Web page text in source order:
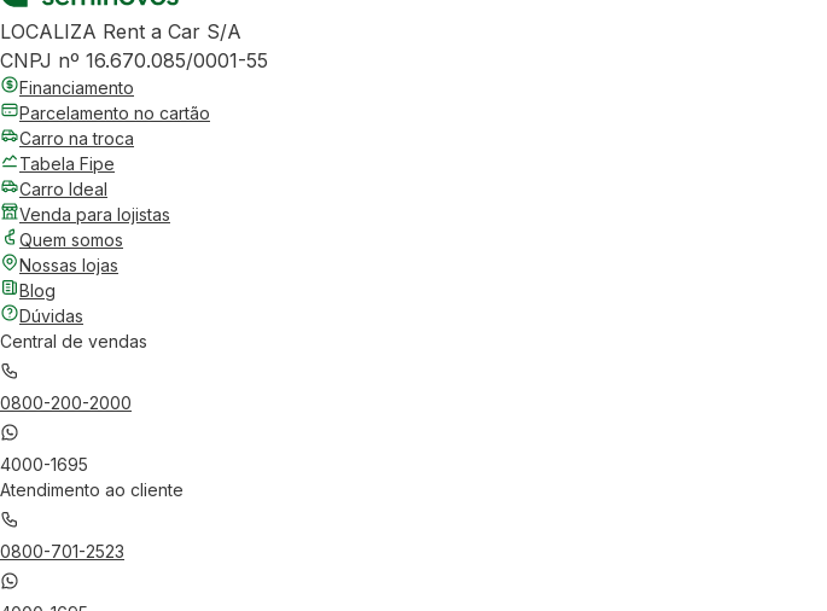
LOCALIZA Rent a Car S/A
CNPJ nº 16.670.085/0001-55
Financiamento
Parcelamento no cartão
Carro na troca
Tabela Fipe
Carro Ideal
Venda para lojistas
Quem somos
Nossas lojas
Blog
Dúvidas
Central de vendas
0800-200-2000
4000-1695
Atendimento ao cliente
0800-701-2523